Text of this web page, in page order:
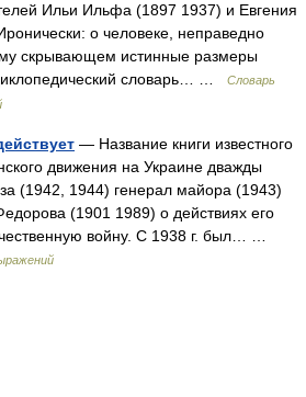
Ильи Ильфа (1897 1937) и Евгения
о человеке, неправедно
скрывающем истинные размеры
словарь… …
Словарь
— Название книги известного
движения на Украине дважды
(1942, 1944) генерал майора (1943)
(1901 1989) о действиях его
войну. С 1938 г. был… …